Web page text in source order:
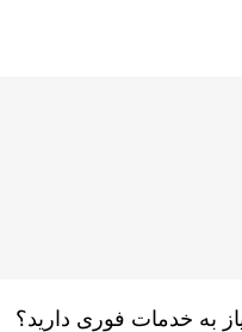
به خدمات فوری دارید؟